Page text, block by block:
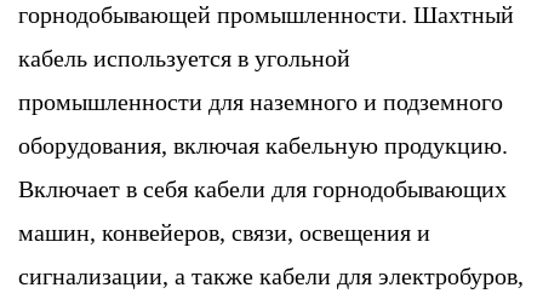
горнодобывающей промышленности. Шахтный
кабель используется в угольной
промышленности для наземного и подземного
оборудования, включая кабельную продукцию.
Включает в себя кабели для горнодобывающих
машин, конвейеров, связи, освещения и
сигнализации, а также кабели для электробуров,